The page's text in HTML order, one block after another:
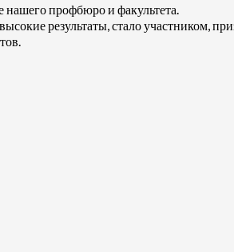
нашего профбюро и факультета.
результаты, стало участником,